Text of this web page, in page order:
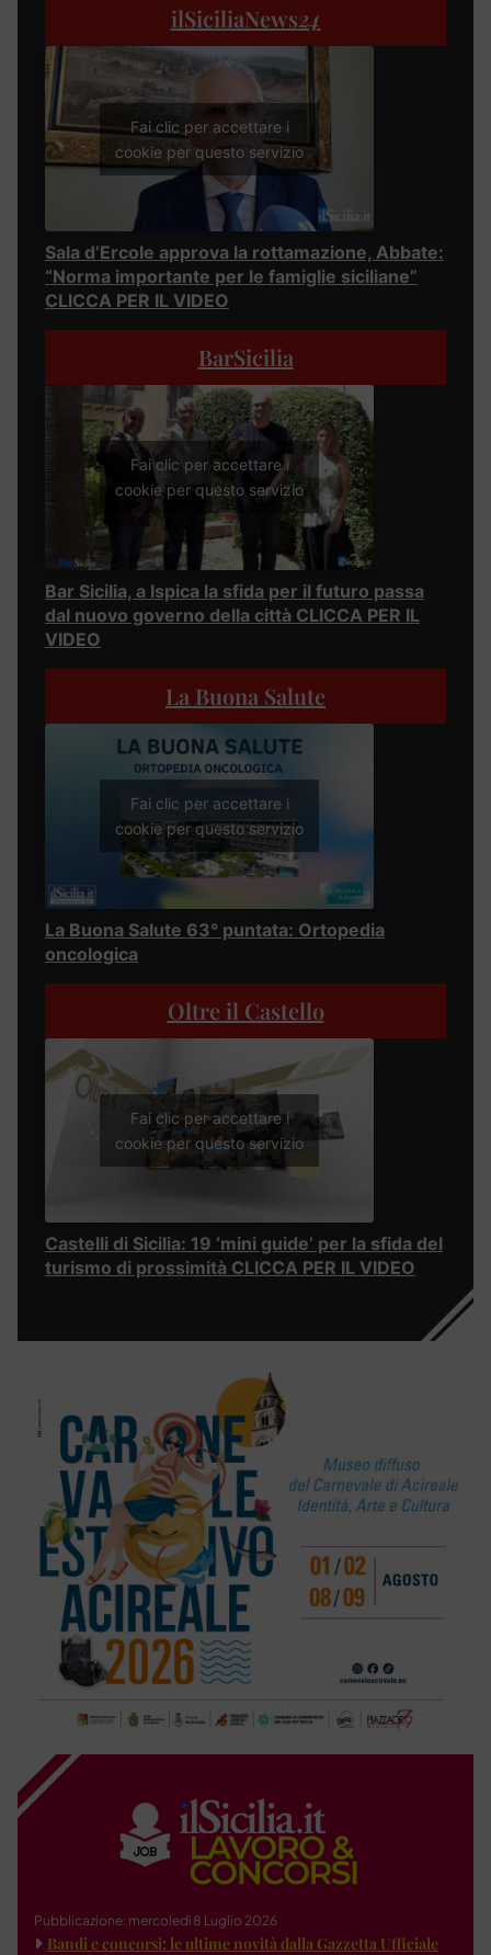
ilSiciliaNews24
Fai clic per accettare i
cookie per questo servizio
Sala d’Ercole approva la rottamazione, Abbate:
“Norma importante per le famiglie siciliane”
CLICCA PER IL VIDEO
BarSicilia
Fai clic per accettare i
cookie per questo servizio
Bar Sicilia, a Ispica la sfida per il futuro passa
dal nuovo governo della città CLICCA PER IL
VIDEO
La Buona Salute
Fai clic per accettare i
cookie per questo servizio
La Buona Salute 63° puntata: Ortopedia
oncologica
Oltre il Castello
Fai clic per accettare i
cookie per questo servizio
Castelli di Sicilia: 19 ‘mini guide’ per la sfida del
turismo di prossimità CLICCA PER IL VIDEO
Pubblicazione: mercoledì 8 Luglio 2026
Bandi e concorsi: le ultime novità dalla Gazzetta Ufficiale